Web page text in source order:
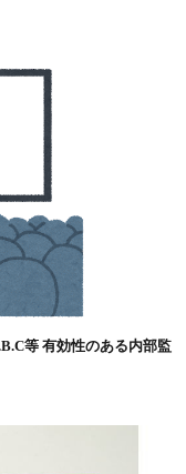
等 有効性のある内部監